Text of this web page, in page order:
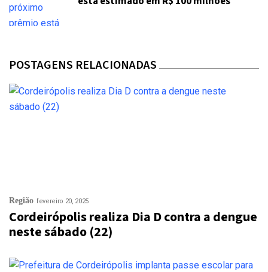
POSTAGENS RELACIONADAS
Região fevereiro 20, 2025
Cordeirópolis realiza Dia D contra a dengue
neste sábado (22)